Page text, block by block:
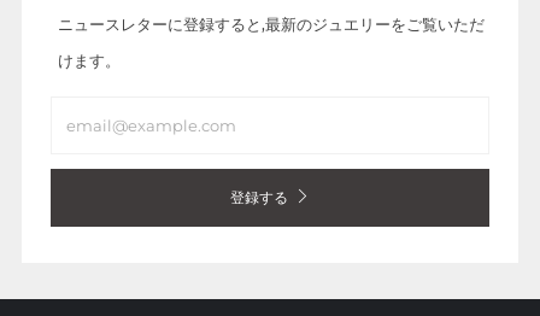
ニュースレターに登録すると,最新のジュエリーをご覧いただ
けます。
登録する